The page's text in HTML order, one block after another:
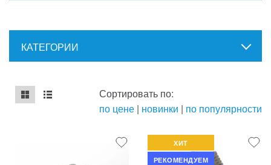
КАТЕГОРИИ
mse2_chunk_default
mse2_chunk_alternate
Сортировать по:
по цене | новинки | по популярности
ХИТ
РЕКОМЕНДУЕМ